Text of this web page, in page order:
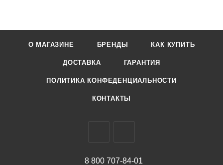
Применение: Нанесите необходимое количество средства
на кожу лица и шеи легкими массажными движениями до
О МАГАЗИНЕ БРЕНДЫ КАК КУПИТЬ
ДОСТАВКА ГАРАНТИЯ
ПОЛИТИКА КОНФЕДЕНЦИАЛЬНОСТИ
КОНТАКТЫ
8 800 707-84-01